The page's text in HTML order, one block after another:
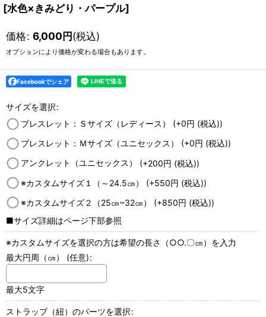
[水色×きみどり・パープル]
価格: 6,000円(税込)
オプションにより価格が変わる場合もあります。
Facebookでシェア
サイズを選択:
ブレスレット：Ｓサイズ（レディース） (+0円 (税込))
ブレスレット：Ｍサイズ（ユニセックス） (+0円 (税込))
アンクレット（ユニセックス） (+200円 (税込))
※カスタムサイズ１（～24.5㎝） (+550円 (税込))
※カスタムサイズ２（25㎝~32㎝） (+850円 (税込))
■サイズ詳細はページ下部参照
※カスタムサイズを選択の方は希望の長さ（○○.〇㎝）を入力
最大円周（㎝） (任意):
最大5文字
ストラップ（紐）のパーツを選択: